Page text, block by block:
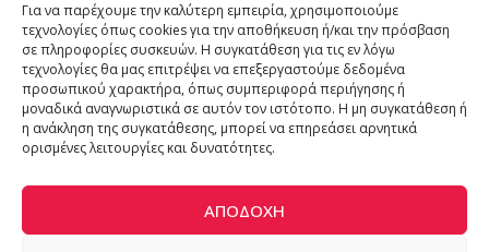
Για να παρέχουμε την καλύτερη εμπειρία, χρησιμοποιούμε
τεχνολογίες όπως cookies για την αποθήκευση ή/και την πρόσβαση
σε πληροφορίες συσκευών. Η συγκατάθεση για τις εν λόγω
τεχνολογίες θα μας επιτρέψει να επεξεργαστούμε δεδομένα
προσωπικού χαρακτήρα, όπως συμπεριφορά περιήγησης ή
μοναδικά αναγνωριστικά σε αυτόν τον ιστότοπο. Η μη συγκατάθεση ή
η ανάκληση της συγκατάθεσης, μπορεί να επηρεάσει αρνητικά
ορισμένες λειτουργίες και δυνατότητες.
ΑΠΟΔΟΧΉ
ΤΗΛΕΦΩΝΟ: +30 211 4021758
EMAIL:info@welldone.com.gr